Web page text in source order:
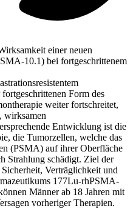
einer neuen
10.1) bei fortgeschrittenem
Form des
weiter fortschreitet,
wirksamen
Entwicklung ist die
die Tumorzellen, welche das
(PSMA) auf ihrer Oberfläche
Strahlung schädigt. Ziel der
Verträglichkeit und
177Lu-rhPSMA-
Männer ab 18 Jahren mit
vorheriger Therapien.